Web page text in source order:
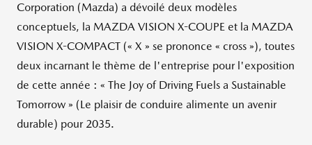
Corporation (Mazda) a dévoilé deux modèles
conceptuels, la MAZDA VISION X-COUPE et la MAZDA
VISION X-COMPACT (« X » se prononce « cross »), toutes
deux incarnant le thème de l'entreprise pour l'exposition
de cette année : « The Joy of Driving Fuels a Sustainable
Tomorrow » (Le plaisir de conduire alimente un avenir
durable) pour 2035.